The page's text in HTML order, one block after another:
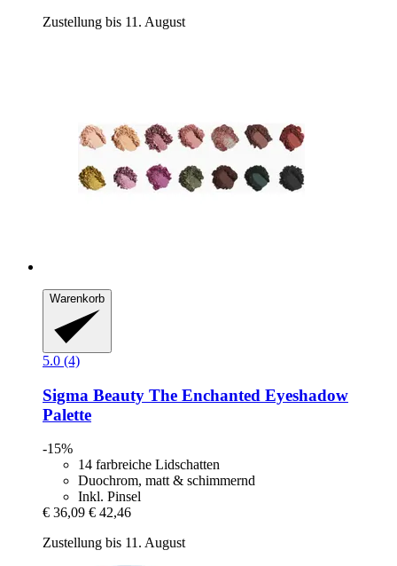
Zustellung bis 11. August
Warenkorb
5.0 (4)
Sigma Beauty The Enchanted Eyeshadow
Palette
-15%
14 farbreiche Lidschatten
Duochrom, matt & schimmernd
Inkl. Pinsel
€ 36,09 € 42,46
Zustellung bis 11. August